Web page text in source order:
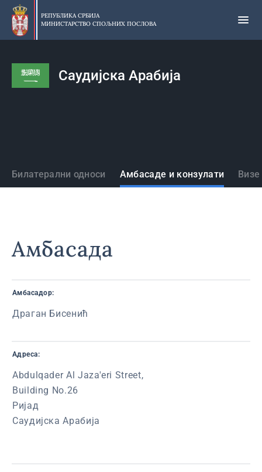
Прескочи
главни
део
РЕПУБЛИКА СРБИЈА
МИНИСТАРСТВО СПОЉНИХ ПОСЛОВА
Саудијска Арабија
Државе
Билатерални односи Амбасаде и конзулати
Амбасада
Амбасадор:
Драган Бисенић
Адреса:
Abdulqader Al Jaza'eri Street,
Building No.26
Ријад
Саудијска Арабија